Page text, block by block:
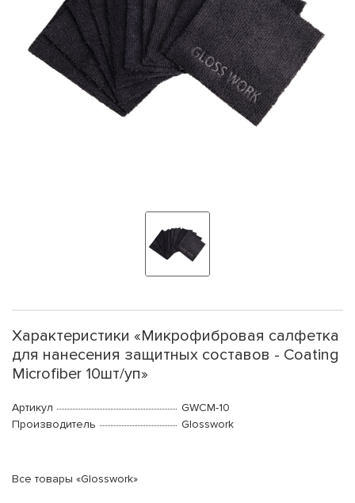
Характеристики «Микрофибровая салфетка
для нанесения защитных составов - Coating
Microfiber 10шт/уп»
Артикул
GWCM-10
Производитель
Glosswork
Все товары «Glosswork»